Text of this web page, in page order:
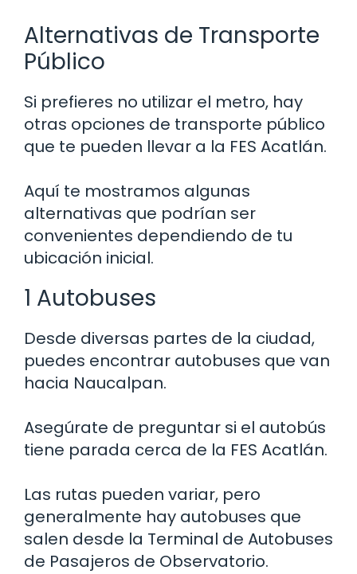
Alternativas de Transporte
Público
Si prefieres no utilizar el metro, hay
otras opciones de transporte público
que te pueden llevar a la FES Acatlán.
Aquí te mostramos algunas
alternativas que podrían ser
convenientes dependiendo de tu
ubicación inicial.
1 Autobuses
Desde diversas partes de la ciudad,
puedes encontrar autobuses que van
hacia Naucalpan.
Asegúrate de preguntar si el autobús
tiene parada cerca de la FES Acatlán.
Las rutas pueden variar, pero
generalmente hay autobuses que
salen desde la Terminal de Autobuses
de Pasajeros de Observatorio.